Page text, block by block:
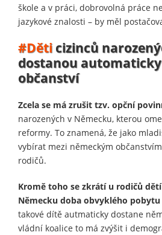
škole a v práci, dobrovolná práce
jazykové znalosti – by měl
#Děti cizinců
dostanou
občanství
Zcela se má zrušit tzv. opční
narozených v Německu, kterou
reformy. To znamená, že jako
vybírat mezi německým
rodičů.
Kromě toho se zkrátí u rodičů
Německu doba obvyklého
takové dítě autmaticky dostane
vládní koalice to má zvýšit i